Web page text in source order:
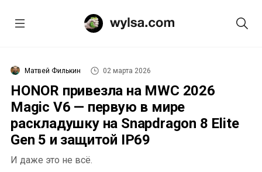
Матвей Филькин 02 марта 2026
HONOR привезла на MWC 2026
Magic V6 — первую в мире
раскладушку на Snapdragon 8 Elite
Gen 5 и защитой IP69
И даже это не всё.